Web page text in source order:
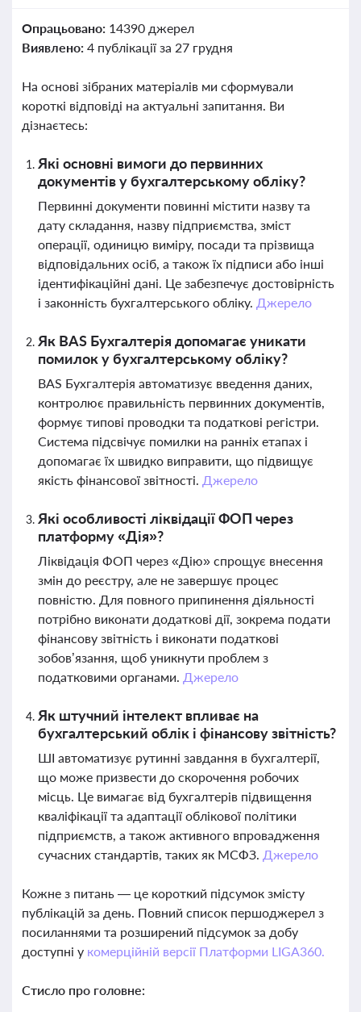
Опрацьовано: 14390 джерел
Виявлено: 4 публікації за 27 грудня
На основі зібраних матеріалів ми сформували
короткі відповіді на актуальні запитання. Ви
дізнаєтесь:
Які основні вимоги до первинних
документів у бухгалтерському обліку?
Первинні документи повинні містити назву та
дату складання, назву підприємства, зміст
операції, одиницю виміру, посади та прізвища
відповідальних осіб, а також їх підписи або інші
ідентифікаційні дані. Це забезпечує достовірність
і законність бухгалтерського обліку. Джерело
Як BAS Бухгалтерія допомагає уникати
помилок у бухгалтерському обліку?
BAS Бухгалтерія автоматизує введення даних,
контролює правильність первинних документів,
формує типові проводки та податкові регістри.
Система підсвічує помилки на ранніх етапах і
допомагає їх швидко виправити, що підвищує
якість фінансової звітності. Джерело
Які особливості ліквідації ФОП через
платформу «Дія»?
Ліквідація ФОП через «Дію» спрощує внесення
змін до реєстру, але не завершує процес
повністю. Для повного припинення діяльності
потрібно виконати додаткові дії, зокрема подати
фінансову звітність і виконати податкові
зобов’язання, щоб уникнути проблем з
податковими органами. Джерело
Як штучний інтелект впливає на
бухгалтерський облік і фінансову звітність?
ШІ автоматизує рутинні завдання в бухгалтерії,
що може призвести до скорочення робочих
місць. Це вимагає від бухгалтерів підвищення
кваліфікації та адаптації облікової політики
підприємств, а також активного впровадження
сучасних стандартів, таких як МСФЗ. Джерело
Кожне з питань — це короткий підсумок змісту
публікацій за день. Повний список першоджерел з
посиланнями та розширений підсумок за добу
доступні у комерційній версії Платформи LIGA360.
Стисло про головне: